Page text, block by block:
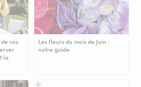
vos
la
Les fleurs du mois de Juin :
notre guide